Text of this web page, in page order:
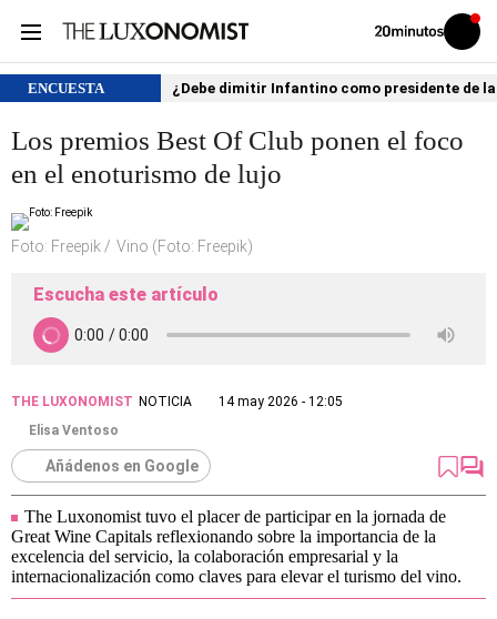
Volver
Iniciar
sesión
ENCUESTA ¿Debe dimitir Infantino como presidente de
Los premios Best Of Club ponen el foco
en el enoturismo de lujo
Foto: Freepik Vino (Foto: Freepik)
Escucha este artículo
THE LUXONOMIST NOTICIA
14 may 2026 - 12:05
Elisa Ventoso
Añádenos en Google
The Luxonomist tuvo el placer de participar en la jornada de
Great Wine Capitals reflexionando sobre la importancia de la
excelencia del servicio, la colaboración empresarial y la
internacionalización como claves para elevar el turismo del vino.